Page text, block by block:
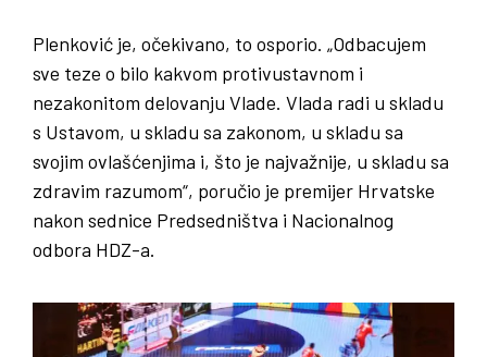
Plenković je, očekivano, to osporio. „Odbacujem
sve teze o bilo kakvom protivustavnom i
nezakonitom delovanju Vlade. Vlada radi u skladu
s Ustavom, u skladu sa zakonom, u skladu sa
svojim ovlašćenjima i, što je najvažnije, u skladu sa
zdravim razumom“, poručio je premijer Hrvatske
nakon sednice Predsedništva i Nacionalnog
odbora HDZ-a.